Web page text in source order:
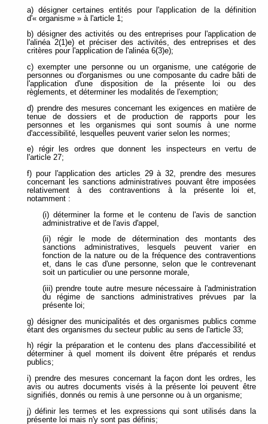
a) désigner certaines entités pour l'application de la définition
d'« organisme » à l'article 1;
b) désigner des activités ou des entreprises pour l'application de
l'alinéa 2(1)e) et préciser des activités, des entreprises et des
critères pour l'application de l'alinéa 6(3)e);
c) exempter une personne ou un organisme, une catégorie de
personnes ou d'organismes ou une composante du cadre bâti de
l'application d'une disposition de la présente loi ou des
règlements, et déterminer les modalités de l'exemption;
d) prendre des mesures concernant les exigences en matière de
tenue de dossiers et de production de rapports pour les
personnes et les organismes qui sont soumis à une norme
d'accessibilité, lesquelles peuvent varier selon les normes;
e) régir les ordres que donnent les inspecteurs en vertu de
l'article 27;
f) pour l'application des articles 29 à 32, prendre des mesures
concernant les sanctions administratives pouvant être imposées
relativement à des contraventions à la présente loi et,
notamment :
(i) déterminer la forme et le contenu de l'avis de sanction
administrative et de l'avis d'appel,
(ii) régir le mode de détermination des montants des
sanctions administratives, lesquels peuvent varier en
fonction de la nature ou de la fréquence des contraventions
et, dans le cas d'une personne, selon que le contrevenant
soit un particulier ou une personne morale,
(iii) prendre toute autre mesure nécessaire à l'administration
du régime de sanctions administratives prévues par la
présente loi;
g) désigner des municipalités et des organismes publics comme
étant des organismes du secteur public au sens de l'article 33;
h) régir la préparation et le contenu des plans d'accessibilité et
déterminer à quel moment ils doivent être préparés et rendus
publics;
i) prendre des mesures concernant la façon dont les ordres, les
avis ou autres documents visés à la présente loi peuvent être
signifiés, donnés ou remis à une personne ou à un organisme;
j) définir les termes et les expressions qui sont utilisés dans la
présente loi mais n'y sont pas définis;